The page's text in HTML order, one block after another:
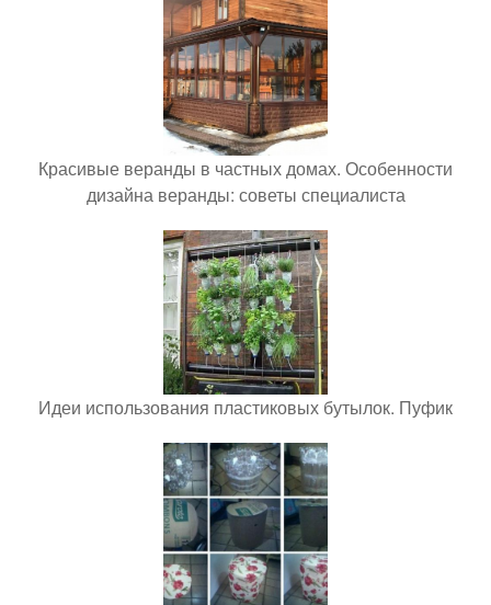
Красивые веранды в частных домах. Особенности
дизайна веранды: советы специалиста
Идеи использования пластиковых бутылок. Пуфик